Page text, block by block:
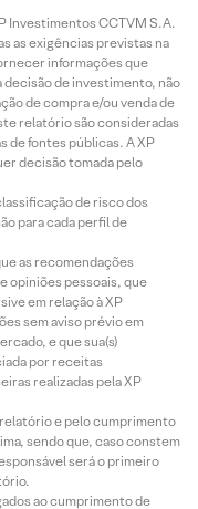
Investimentos CCTVM S.A.
as exigências previstas na
informações que
decisão de investimento, não
de compra e/ou venda de
relatório são consideradas
de fontes públicas. A XP
decisão tomada pelo
de risco dos
para cada perfil de
as recomendações
opiniões pessoais, que
em relação à XP
sem aviso prévio em
e que sua(s)
por receitas
realizadas pela XP
e pelo cumprimento
sendo que, caso constem
será o primeiro
ao cumprimento de